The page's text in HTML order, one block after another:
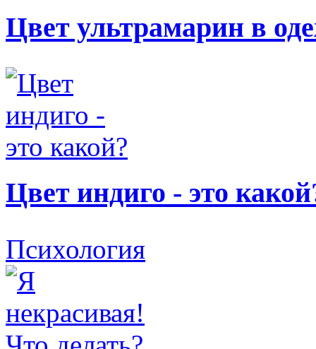
Цвет ультрамарин в
Цвет индиго - это
Психология